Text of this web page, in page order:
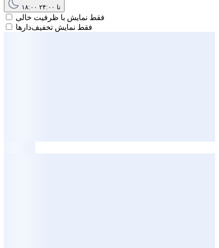
۱۸:۰۰ تا ۲۴:۰۰
فقط نمایش با ظرفیت خالی
فقط نمایش تخفیف‌دارها